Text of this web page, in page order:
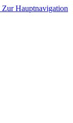
Zur Hauptnavigation